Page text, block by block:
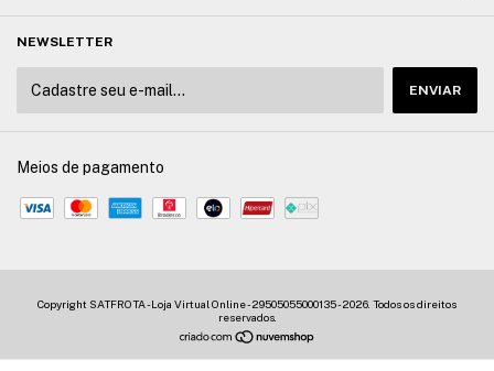
NEWSLETTER
Meios de pagamento
Copyright SATFROTA - Loja Virtual Online - 29505055000135 - 2026. Todos os direitos
reservados.